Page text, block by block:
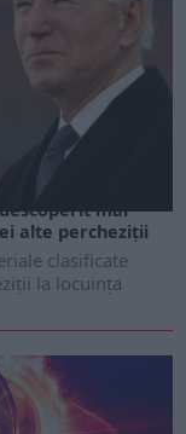
mai
alte percheziții
clasificate
la locuința